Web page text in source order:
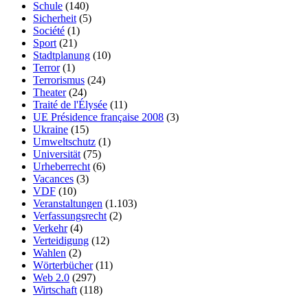
Schule (140)
Sicherheit (5)
Société (1)
Sport (21)
Stadtplanung (10)
Terror(1)
Terrorismus (24)
Theater(24)
Traité de l'Élysée (11)
UE Présidence française 2008 (3)
Ukraine (15)
Umweltschutz (1)
Universität (75)
Urheberrecht (6)
Vacances (3)
VDF (10)
Veranstaltungen (1.103)
Verfassungsrecht (2)
Verkehr(4)
Verteidigung (12)
Wahlen (2)
Wörterbücher(11)
Web 2.0 (297)
Wirtschaft (118)